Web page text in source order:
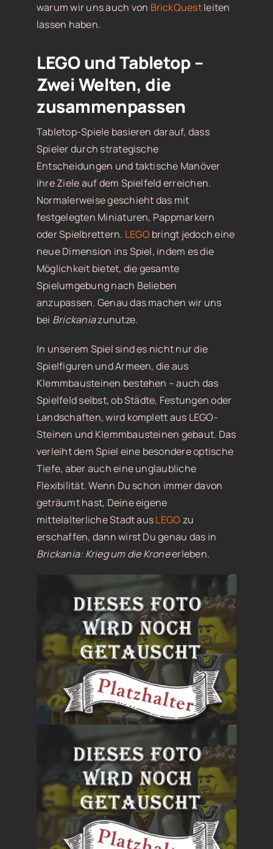
warum wir uns auch von BrickQuestleiten
lassen haben.
LEGO und Tabletop –
Zwei Welten, die
zusammenpassen
Tabletop-Spiele basieren darauf, dass
Spieler durch strategische
Entscheidungen und taktische Manöver
ihre Ziele auf dem Spielfeld erreichen.
Normalerweise geschieht das mit
festgelegten Miniaturen, Pappmarkern
oder Spielbrettern. LEGO bringt jedoch eine
neue Dimension ins Spiel, indem es die
Möglichkeit bietet, die gesamte
Spielumgebung nach Belieben
anzupassen. Genau das machen wir uns
bei Brickaniazunutze.
In unserem Spiel sind es nicht nur die
Spielfiguren und Armeen, die aus
Klemmbausteinen bestehen – auch das
Spielfeld selbst, ob Städte, Festungen oder
Landschaften, wird komplett aus LEGO-
Steinen und Klemmbausteinen gebaut. Das
verleiht dem Spiel eine besondere optische
Tiefe, aber auch eine unglaubliche
Flexibilität. Wenn Du schon immer davon
geträumt hast, Deine eigene
mittelalterliche Stadt ausLEGO zu
erschaffen, dann wirst Du genau das in
Brickania: Krieg um die Kroneerleben.